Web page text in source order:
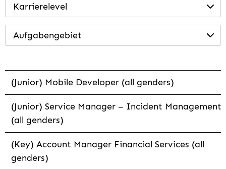
Karrierelevel
Aufgabengebiet
(Junior) Mobile Developer (all genders)
(Junior) Service Manager – Incident Management
(all genders)
(Key) Account Manager Financial Services (all
genders)